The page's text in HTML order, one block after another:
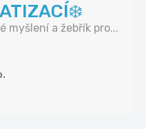
myšlení a žebřík pro...